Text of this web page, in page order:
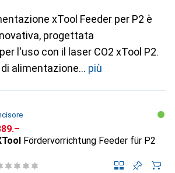
xTool Feeder per P2 è
progettata
l'uso con il laser CO2 xTool P2.
alimentazione
più
Fördervorrichtung Feeder für P2